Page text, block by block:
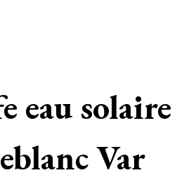
eau solaire
Var